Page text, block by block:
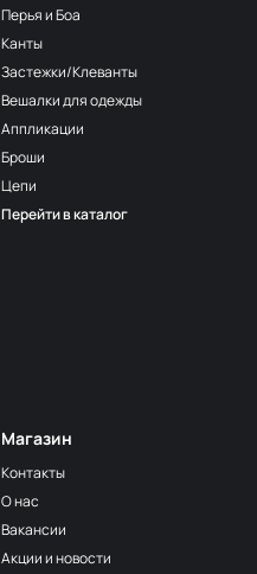
Перья и Боа
Канты
Застежки/Клеванты
Вешалки для одежды
Аппликации
Броши
Цепи
Перейти в каталог
Магазин
Контакты
О нас
Вакансии
Акции и новости